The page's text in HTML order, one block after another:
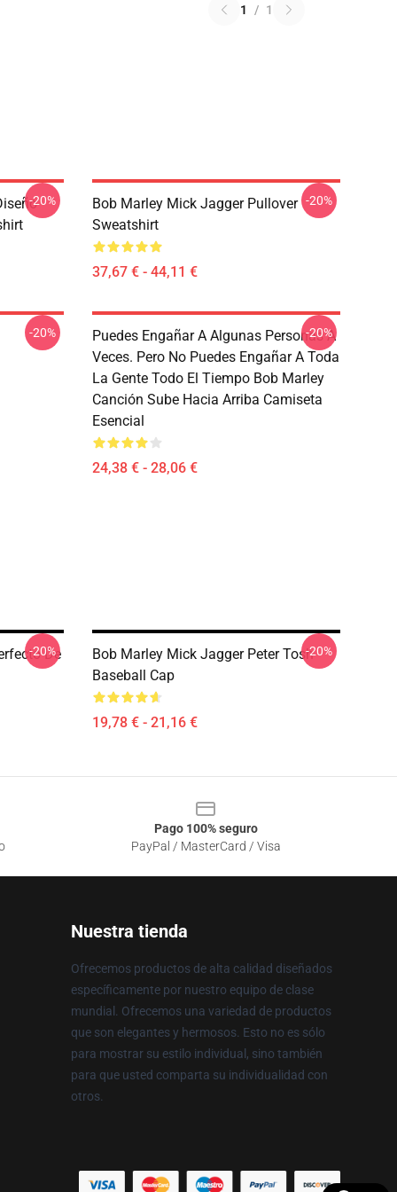
1 / 1
-20%
Bob Marley Mick Jagger Pullover
Sweatshirt
37,67 € - 44,11 €
-20%
-20%
Puedes Engañar A Algunas Personas A
Veces. Pero No Puedes Engañar A Toda
La Gente Todo El Tiempo Bob Marley
Canción Sube Hacia Arriba Camiseta
Esencial
24,38 € - 28,06 €
-20%
De
-20%
Bob Marley Mick Jagger Peter Tosh
Baseball Cap
19,78 € - 21,16 €
-20%
Pago 100% seguro
PayPal / MasterCard / Visa
Nuestra tienda
Ofrecemos productos de alta calidad diseñados
específicamente por nuestro equipo de clase
mundial. Ofrecemos una variedad de productos
que son elegantes y hermosos. Esto no es sólo
para mostrar su estilo individual, sino también
para que usted comparta su individualidad con
otros.